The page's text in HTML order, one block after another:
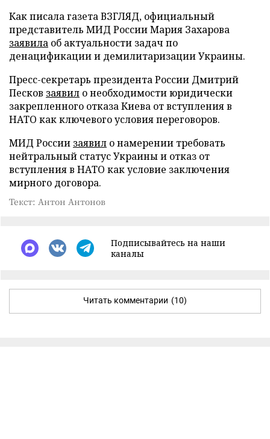
Как писала газета ВЗГЛЯД, официальный
представитель МИД России Мария Захарова
заявила об актуальности задач по
денацификации и демилитаризации Украины.
Пресс-секретарь президента России Дмитрий
Песков заявил о необходимости юридически
закрепленного отказа Киева от вступления в
НАТО как ключевого условия переговоров.
МИД России заявил о намерении требовать
нейтральный статус Украины и отказ от
вступления в НАТО как условие заключения
мирного договора.
Текст: Антон Антонов
Подписывайтесь на наши
каналы
Читать комментарии (10)